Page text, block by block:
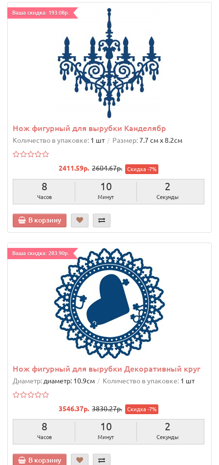
Ваша скидка: 193.08р.
Нож фигурный для вырубки Канделябр
Количество в упаковке: 1 шт Размер:7.7 см х 8.2cм
2411.59р. 2604.67р. Скидка -7%
8
Часов
10
Минут
1
Секунда
В корзину
Ваша скидка: 283.90р.
Нож фигурный для вырубки Декоративный круг
Диаметр: диаметр: 10.9cм Количество в упаковке: 1 шт
3546.37р. 3830.27р. Скидка -7%
8
Часов
10
Минут
1
Секунда
В корзину